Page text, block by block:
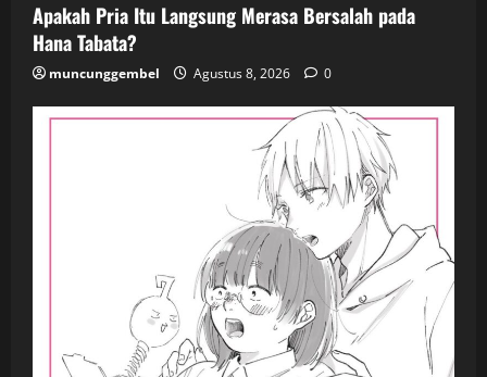
Apakah Pria Itu Langsung Merasa Bersalah pada
Hana Tabata?
muncunggembel Agustus 8, 2026 0